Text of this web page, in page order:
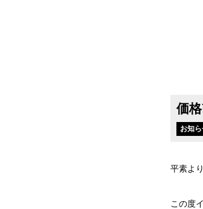
価
お知
平素よ
この度